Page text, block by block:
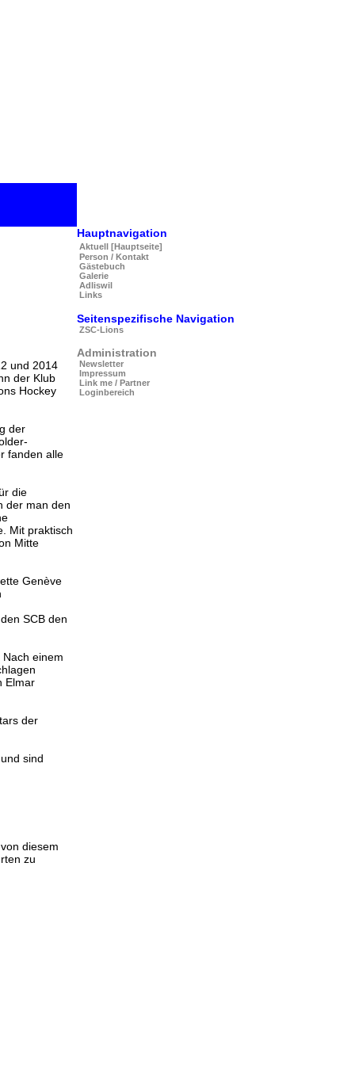
Hauptnavigation
Aktuell [Hauptseite]
Person / Kontakt
Gästebuch
Galerie
Adliswil
Links
Seitenspezifische Navigation
ZSC-Lions
Administration
Newsletter
Impressum
Link me / Partner
Loginbereich
und 2014
der Klub
Hockey
der
fanden alle
die
der man den
Mit praktisch
Mitte
Genève
SCB den
einem
Elmar
der
sind
diesem
zu